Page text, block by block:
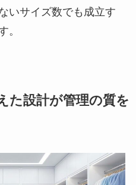
いサイズ数でも成立す
。
た設計が管理の質を